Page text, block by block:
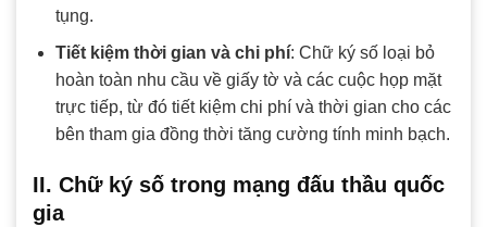
tụng.
Tiết kiệm thời gian và chi phí: Chữ ký số loại bỏ
hoàn toàn nhu cầu về giấy tờ và các cuộc họp mặt
trực tiếp, từ đó tiết kiệm chi phí và thời gian cho các
bên tham gia đồng thời tăng cường tính minh bạch.
II. Chữ ký số trong mạng đấu thầu quốc
gia